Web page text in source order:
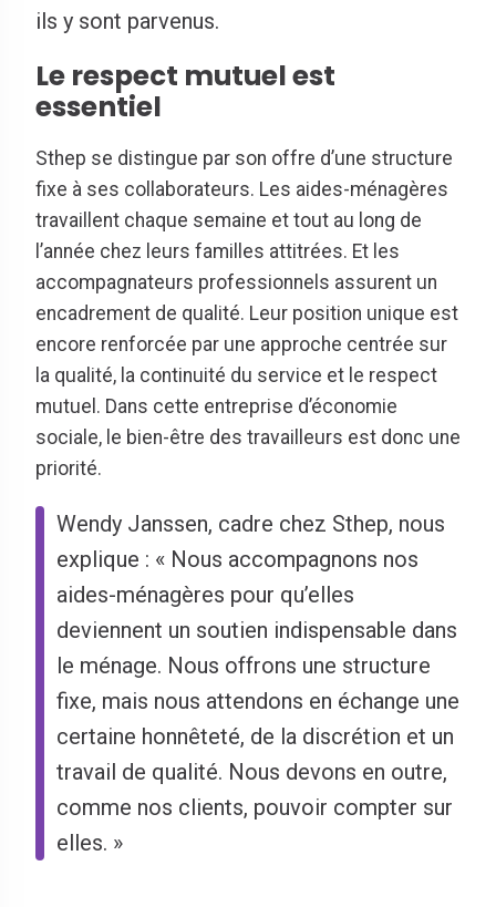
ils y sont parvenus.
Le respect mutuel est
essentiel
Sthep se distingue par son offre d’une structure
fixe à ses collaborateurs. Les aides-ménagères
travaillent chaque semaine et tout au long de
l’année chez leurs familles attitrées. Et les
accompagnateurs professionnels assurent un
encadrement de qualité. Leur position unique est
encore renforcée par une approche centrée sur
la qualité, la continuité du service et le respect
mutuel. Dans cette entreprise d’économie
sociale, le bien-être des travailleurs est donc une
priorité.
Wendy Janssen, cadre chez Sthep, nous
explique : « Nous accompagnons nos
aides-ménagères pour qu’elles
deviennent un soutien indispensable dans
le ménage. Nous offrons une structure
fixe, mais nous attendons en échange une
certaine honnêteté, de la discrétion et un
travail de qualité. Nous devons en outre,
comme nos clients, pouvoir compter sur
elles. »